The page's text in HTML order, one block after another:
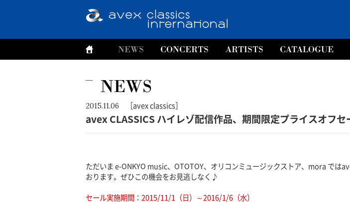
2015.11.06 ［avex classics］
avex CLASSICS ハイレゾ配信作品、期間限定プライスオフセ
ただいま e-ONKYO music、OTOTOY、オリコンミュージックストア、mora では
おります。ぜひこの機会をお見逃しなく♪
セール実施期間：2015/11/1（日）～2016/1/6（水）